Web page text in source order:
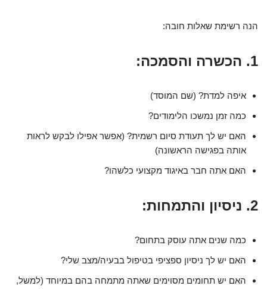
הנה רשימת שאלות חובה:
1. הכשרה והסמכה:
איפה למדת? (שם המוסד)
כמה זמן נמשכו הלימודים?
האם יש לך תעודת סיום רשמית? (אפשר אפילו לבקש לראות
אותה בפגישה הראשונה)
האם אתה חבר באיגוד מקצועי כלשהו?
2. ניסיון והתמחות:
כמה שנים אתה עוסק בתחום?
האם יש לך ניסיון ספציפי בטיפול בבעיה/מצב שלי?
האם יש תחומים מסוימים שאתה מתמחה בהם במיוחד (למשל,